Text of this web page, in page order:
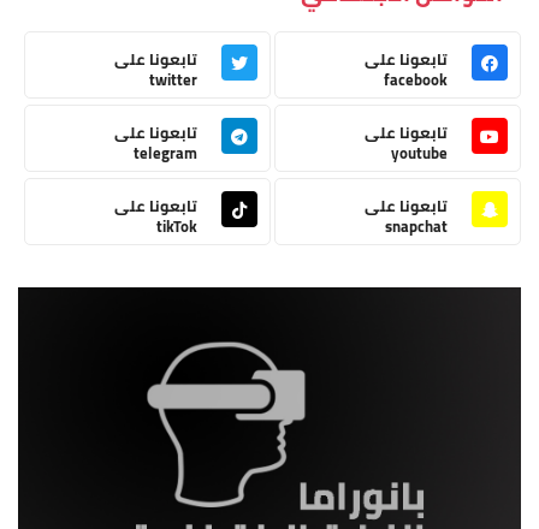
تابعونا على
facebook
تابعونا على
twitter
تابعونا على
youtube
تابعونا على
telegram
تابعونا على
snapchat
تابعونا على
tikTok